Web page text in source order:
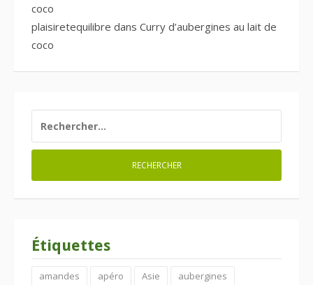
coco
plaisiretequilibre dans Curry d’aubergines au lait de
coco
Étiquettes
amandes apéro Asie
aubergines